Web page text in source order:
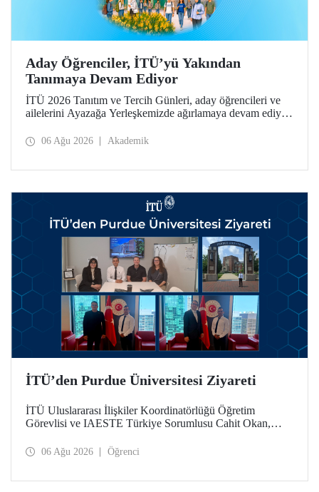
Aday Öğrenciler, İTÜ’yü Yakından
Tanımaya Devam Ediyor
İTÜ 2026 Tanıtım ve Tercih Günleri, aday öğrencileri ve
ailelerini Ayazağa Yerleşkemizde ağırlamaya devam ediyor.
ilgili fakülte ve birimler adaylara bilgi vermeye devam
06 Ağu 2026 Akademik
İTÜ’den Purdue Üniversitesi Ziyareti
İTÜ Uluslararası İlişkiler Koordinatörlüğü Öğretim
Görevlisi ve IAESTE Türkiye Sorumlusu Cahit Okan,
Temmuz tarihlerinde ABD’de dünyanın önde gelen
06 Ağu 2026 Öğrenci